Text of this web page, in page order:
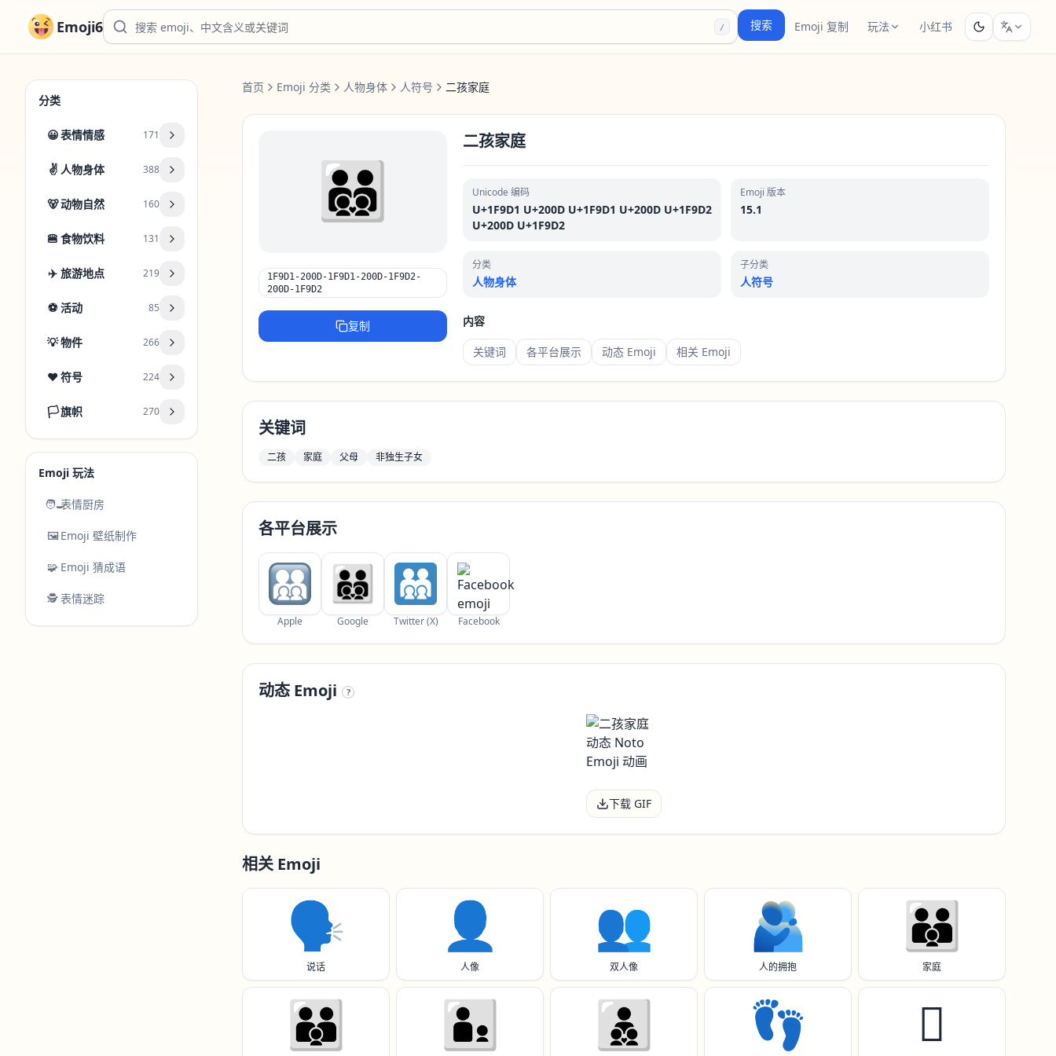
Emoji6 / 搜索 Emoji 复制 玩法 小红书
分类
😀表情情感 171
✌️ 人物身体 388
🐻动物自然 160
🍔 食物饮料 131
✈️ 旅游地点 219
⚽ 活动 85
💡物件 266
❤️符号 224
🏳️旗帜 270
Emoji 玩法
🧑‍🍳表情厨房
🖼️Emoji 壁纸制作
🧩 Emoji 猜成语
🕵️ 表情迷踪
首页 Emoji 分类 人物身体 人符号 二孩家庭
🧑‍🧑‍🧒‍🧒
1F9D1-200D-1F9D1-200D-1F9D2-
200D-1F9D2
复制
二孩家庭
Unicode 编码
U+1F9D1 U+200D U+1F9D1 U+200D U+1F9D2
U+200D U+1F9D2
Emoji 版本
15.1
分类
人物身体
子分类
人符号
内容
关键词 各平台展示 动态 Emoji 相关 Emoji
关键词
二孩 家庭 父母 非独生子女
各平台展示
Apple Google Twitter (X) Facebook
动态 Emoji ?
下载 GIF
相关 Emoji
🗣️
说话
👤
人像
👥
双人像
🫂
人的拥抱
👪️
家庭
🧑‍🧑‍🧒 🧑‍🧒 🧑‍🧒‍🧒 👣 🫆